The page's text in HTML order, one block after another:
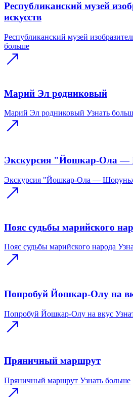
Республиканский музей
искусств
Республиканский музей
больше
Марий Эл родниковый
Марий Эл родниковый Узнать
Экскурсия "Йошкар-Ола
Экскурсия "Йошкар-Ола —
Пояс судьбы марийского
Пояс судьбы марийского народа
Попробуй Йошкар-Олу на
Попробуй Йошкар-Олу на вкус
Пряничный маршрут
Пряничный маршрут Узнать больше